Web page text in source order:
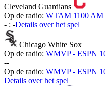
Cleveland Guardians
Op de radio: WTAM 1100 AM
- : -Details over het spel
Chicago White Sox
Op de radio: WMVP - ESPN
--
Op de radio: WMVP - ESPN
Details over het spel